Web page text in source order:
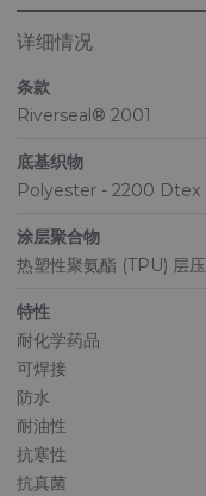
详细情况
条款
Riverseal® 2001
底基织物
Polyester - 2200 Dtex
涂层聚合物
热塑性聚氨酯 (TPU) 层压
特性
耐化学药品
可焊接
防水
耐油性
抗寒性
抗真菌